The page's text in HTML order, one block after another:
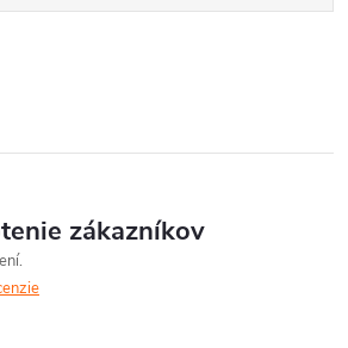
zákazníkov